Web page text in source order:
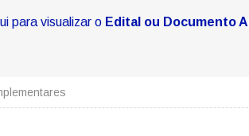
para visualizar o Edital ou Documento